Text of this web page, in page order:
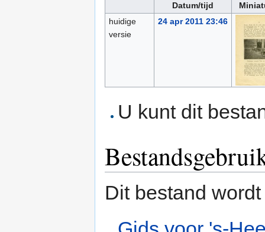
Datum/tijd
huidige
versie
24 apr 2011 23:46
U kunt dit
Dit bestand